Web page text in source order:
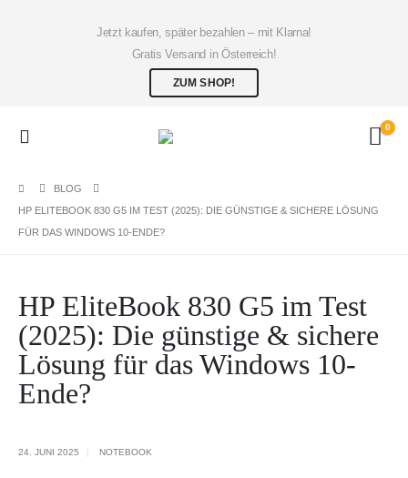
Jetzt kaufen, später bezahlen – mit Klarna!
Gratis Versand in Österreich!
ZUM SHOP!
0
BLOG
HP ELITEBOOK 830 G5 IM TEST (2025): DIE GÜNSTIGE & SICHERE LÖSUNG
FÜR DAS WINDOWS 10-ENDE?
HP EliteBook 830 G5 im Test
(2025): Die günstige & sichere
Lösung für das Windows 10-
Ende?
24. JUNI 2025 NOTEBOOK